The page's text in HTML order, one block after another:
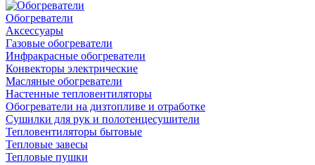
Обогреватели
Аксессуары
Газовые обогреватели
Инфракрасные обогреватели
Конвекторы электрические
Масляные обогреватели
Настенные тепловентиляторы
Обогреватели на дизтопливе и отработке
Сушилки для рук и полотенцесушители
Тепловентиляторы бытовые
Тепловые завесы
Тепловые пушки